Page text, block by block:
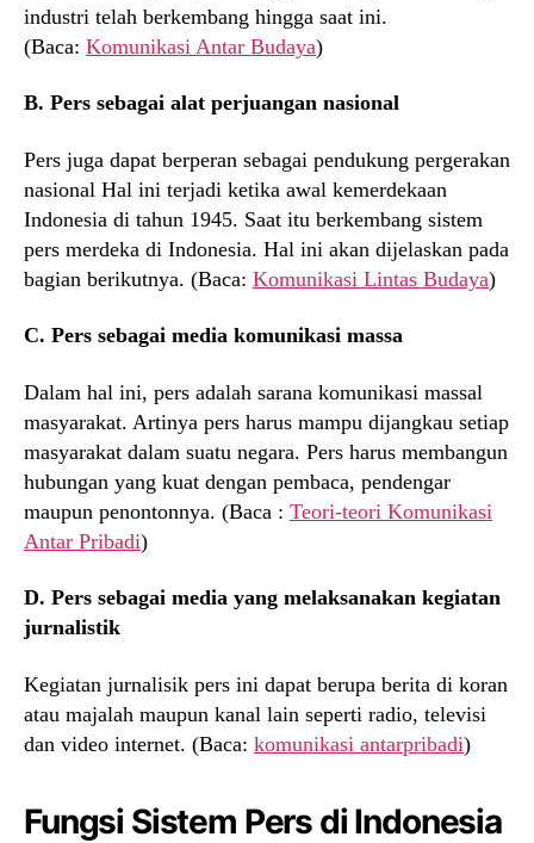
industri telah berkembang hingga saat ini.
(Baca: Komunikasi Antar Budaya)
B. Pers sebagai alat perjuangan nasional
Pers juga dapat berperan sebagai pendukung pergerakan
nasional Hal ini terjadi ketika awal kemerdekaan
Indonesia di tahun 1945. Saat itu berkembang sistem
pers merdeka di Indonesia. Hal ini akan dijelaskan pada
bagian berikutnya. (Baca: Komunikasi Lintas Budaya)
C. Pers sebagai media komunikasi massa
Dalam hal ini, pers adalah sarana komunikasi massal
masyarakat. Artinya pers harus mampu dijangkau setiap
masyarakat dalam suatu negara. Pers harus membangun
hubungan yang kuat dengan pembaca, pendengar
maupun penontonnya. (Baca : Teori-teori Komunikasi
Antar Pribadi)
D. Pers sebagai media yang melaksanakan kegiatan
jurnalistik
Kegiatan jurnalisik pers ini dapat berupa berita di koran
atau majalah maupun kanal lain seperti radio, televisi
dan video internet. (Baca: komunikasi antarpribadi)
Fungsi Sistem Pers di Indonesia